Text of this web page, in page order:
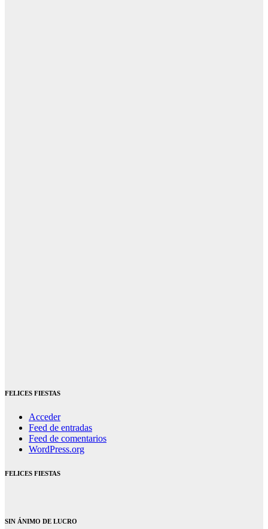
FELICES FIESTAS
Acceder
Feed de entradas
Feed de comentarios
WordPress.org
FELICES FIESTAS
SIN ÁNIMO DE LUCRO